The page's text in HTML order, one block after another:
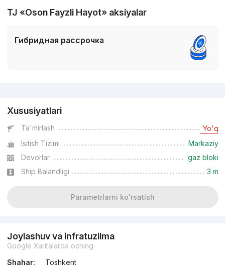
TJ «Mavrid»
TJ «Oson Fayzli Hayot» aksiyalar
Гибридная рассрочка
Xususiyatlari
Ta'mirlash Yo'q
Isitish Tizimi
Markaziy
Devorlar
gaz bloki
Ship Balandligi
3 m
Parametrlarni ko'rsatish
Joylashuv va infratuzilma
Google Xaritalarda oching
Shahar:
Toshkent